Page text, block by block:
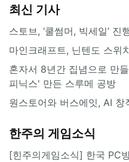
최신 기사
스토브, ‘쿨썸머, 빅세일’
마인크래프트, 닌텐도 스위
혼자서 8년간 집념으로 만
피닉스' 만든 스루메 공방
원스토어와 버스에잇, AI
한주의 게임소식
[힌주의게임소식] 한국 PC